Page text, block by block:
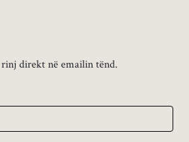
direkt në emailin tënd.